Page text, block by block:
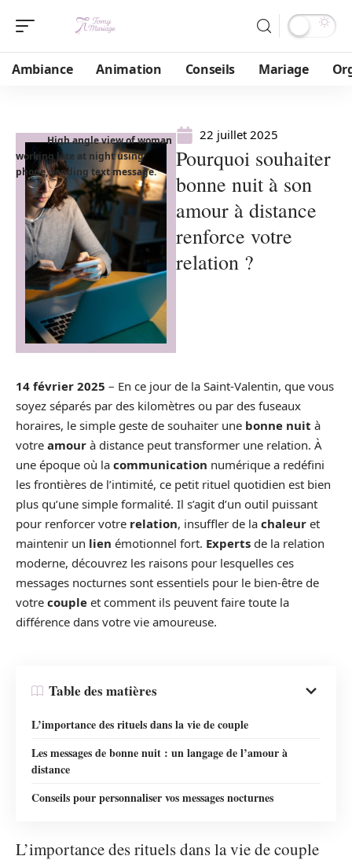
Ambiance Animation Conseils Mariage
High angle view of woman
working late at night using
phone, sending text message.
22 juillet 2025
Pourquoi souhaiter
bonne nuit à son
amour à distance
renforce votre
relation ?
14 février 2025 – En ce jour de la Saint-Valentin, que vous
soyez séparés par des kilomètres ou par des fuseaux
horaires, le simple geste de souhaiter une bonne nuit à
votre amour à distance peut transformer une relation. À
une époque où la communication numérique a redéfini
les frontières de l’intimité, ce petit rituel quotidien est bien
plus qu’une simple formalité. Il s’agit d’un outil puissant
pour renforcer votre relation, insuffler de la chaleur et
maintenir un lien émotionnel fort. Experts de la relation
moderne, découvrez les raisons pour lesquelles ces
messages nocturnes sont essentiels pour le bien-être de
votre couple et comment ils peuvent faire toute la
différence dans votre vie amoureuse.
Table des matières
L’importance des rituels dans la vie de couple
Les messages de bonne nuit : un langage de l’amour à
distance
Conseils pour personnaliser vos messages nocturnes
L’importance des rituels dans la vie de couple